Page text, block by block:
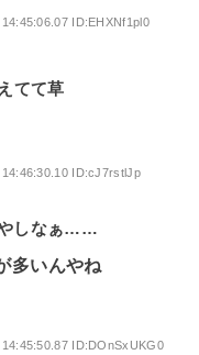
ID:EHXNf1pl0
てて草
ID:cJ7rstlJp
やしなぁ……
多いんやね
ID:DOnSxUKG0